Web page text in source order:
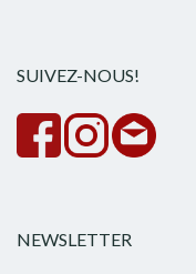
SUIVEZ-NOUS!
NEWSLETTER